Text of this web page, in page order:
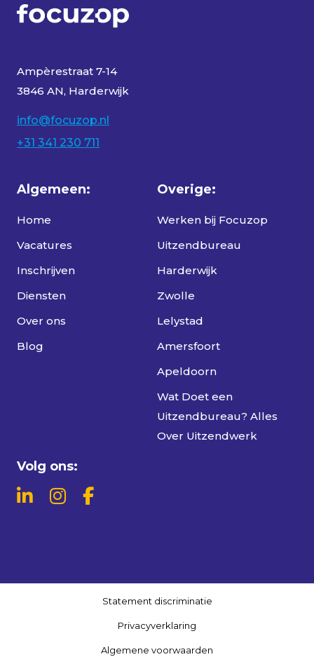
Ampèrestraat 7-14
3846 AN, Harderwijk
info@focuzop.nl
+31 341 230 711
Algemeen:
Home
Vacatures
Inschrijven
Diensten
Over ons
Blog
Overige:
Werken bij Focuzop
Uitzendbureau
Harderwijk
Zwolle
Lelystad
Amersfoort
Apeldoorn
Wat Doet een
Uitzendbureau? Alles
Over Uitzendwerk
Volg ons:
Statement discriminatie
Privacyverklaring
Algemene voorwaarden